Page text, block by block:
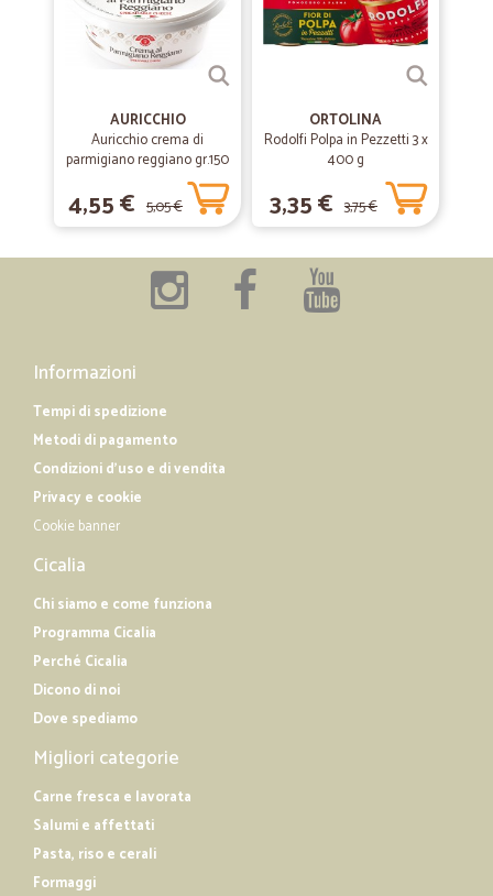
AURICCHIO
Auricchio crema di
parmigiano reggiano gr.150
4,55 € 5,05 €
ORTOLINA
Rodolfi Polpa in Pezzetti 3 x
400 g
3,35 € 3,75 €
Informazioni
Tempi di spedizione
Metodi di pagamento
Condizioni d'uso e di vendita
Privacy e cookie
Cookie banner
Cicalia
Chi siamo e come funziona
Programma Cicalia
Perché Cicalia
Dicono di noi
Dove spediamo
Migliori categorie
Carne fresca e lavorata
Salumi e affettati
Pasta, riso e cerali
Formaggi